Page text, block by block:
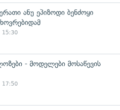
ანუ ეპიზოდი ბენძოყი
15:30
- მოდელები მოსაწევის
17:50